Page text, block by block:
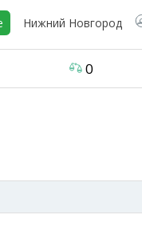
Нижний Новгород
0